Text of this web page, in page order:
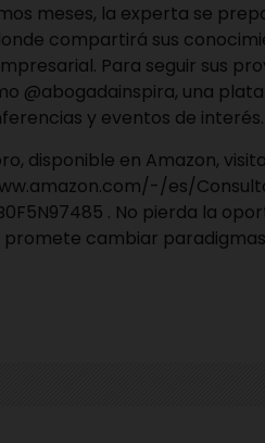
meses, la experta se
compartirá sus
Para seguir sus
@abogadainspira, una
y eventos de interés.
disponible en Amazon,
es/
. No pierda la
promete cambiar